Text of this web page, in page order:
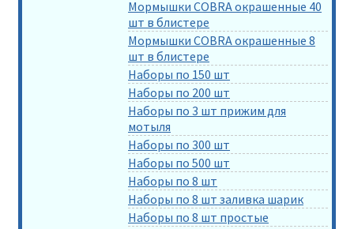
Мормышки COBRA окрашенные 40
шт в блистере
Мормышки COBRA окрашенные 8
шт в блистере
Наборы по 150 шт
Наборы по 200 шт
Наборы по 3 шт прижим для
мотыля
Наборы по 300 шт
Наборы по 500 шт
Наборы по 8 шт
Наборы по 8 шт заливка шарик
Наборы по 8 шт простые